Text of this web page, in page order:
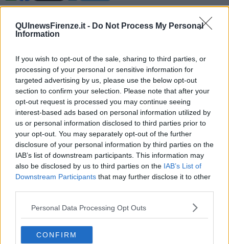
QUInewsFirenze.it - Do Not Process My Personal
Information
If you wish to opt-out of the sale, sharing to third parties, or
processing of your personal or sensitive information for
targeted advertising by us, please use the below opt-out
section to confirm your selection. Please note that after your
opt-out request is processed you may continue seeing
interest-based ads based on personal information utilized by
us or personal information disclosed to third parties prior to
your opt-out. You may separately opt-out of the further
disclosure of your personal information by third parties on the
IAB’s list of downstream participants. This information may
also be disclosed by us to third parties on the IAB’s List of
Downstream Participants that may further disclose it to other
Personal Data Processing Opt Outs
CONFIRM
. —Shalom, nel pieno rispetto della democrazia, esprime il proprio
compiacimento per la saggezza del capo dello stato e offre la sua
fiducia al nuovo governo.
piano sociale per una tutela delle classi più povere, una volta
reperiti i fondi necessari, sono per noi condivisibili e auspicabili.
Contiamo anche su una politica che ponga al centro la persona
umana e la famiglia, con l'auspicio che si possa operare
seriamente per lo sviluppo dei popoli, la pace e la giustizia convinto
che solo così si possono frenare le migrazioni illegali.
Shalomcerca altresì alleati "politici" per far crescere la cultura della
laicità inclusiva rispettosa delle varie religioni e delle culture anche
negli ambiti pubblici e educativi, senza frapporre muri fra la
Don Andrea Pio Cristiani